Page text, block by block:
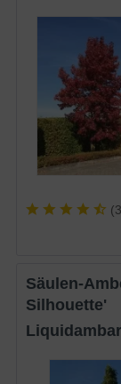
(
Säulen-Amberbaum 'Slender
Silhouette'